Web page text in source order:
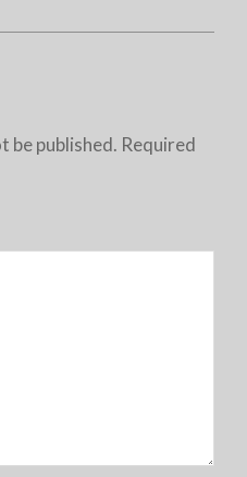
be published. Required